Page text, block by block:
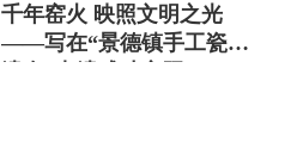
千年窑火 映照文明之光
——写在“景德镇手工瓷业